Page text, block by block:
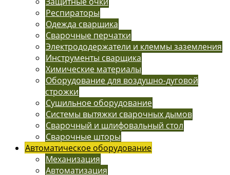
Респираторы
Одежда сварщика
Сварочные перчатки
Электрододержатели и клеммы заземления
Инструменты сварщика
Химические материалы
Оборудование для воздушно-дуговой
строжки
Сушильное оборудование
Системы вытяжки сварочных дымов
Сварочный и шлифовальный стол
Сварочные шторы
Автоматическое оборудование
Механизация
Автоматизация